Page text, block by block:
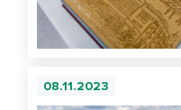
08.11.2023